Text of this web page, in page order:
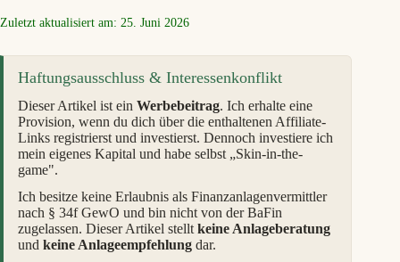
Zuletzt aktualisiert am: 25. Juni 2026
Haftungsausschluss & Interessenkonflikt
Dieser Artikel ist ein Werbebeitrag. Ich erhalte eine
Provision, wenn du dich über die enthaltenen Affiliate-
Links registrierst und investierst. Dennoch investiere ich
mein eigenes Kapital und habe selbst „Skin-in-the-
game".
Ich besitze keine Erlaubnis als Finanzanlagenvermittler
nach § 34f GewO und bin nicht von der BaFin
zugelassen. Dieser Artikel stellt keine Anlageberatung
und keine Anlageempfehlung dar.